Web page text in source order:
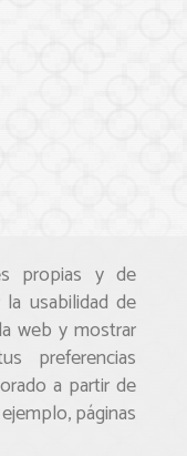
propias y de
usabilidad de
web y mostrar
preferencias
a partir de
páginas